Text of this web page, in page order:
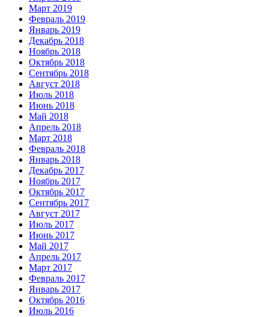
Март 2019
Февраль 2019
Январь 2019
Декабрь 2018
Ноябрь 2018
Октябрь 2018
Сентябрь 2018
Август 2018
Июль 2018
Июнь 2018
Май 2018
Апрель 2018
Март 2018
Февраль 2018
Январь 2018
Декабрь 2017
Ноябрь 2017
Октябрь 2017
Сентябрь 2017
Август 2017
Июль 2017
Июнь 2017
Май 2017
Апрель 2017
Март 2017
Февраль 2017
Январь 2017
Октябрь 2016
Июль 2016